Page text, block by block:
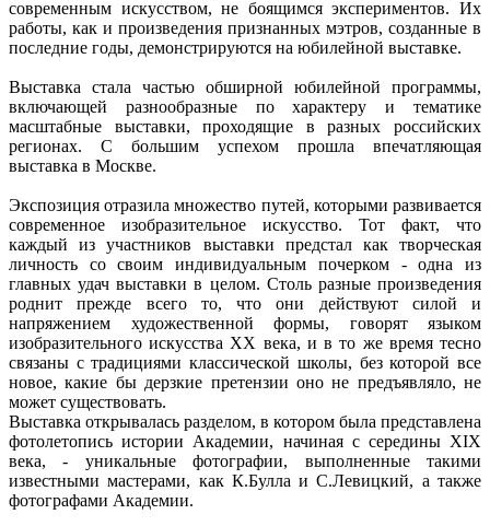
современным искусством, не боящимся экспериментов. Их
работы, как и произведения признанных мэтров, созданные в
последние годы, демонстрируются на юбилейной выставке.
Выставка стала частью обширной юбилейной программы,
включающей разнообразные по характеру и тематике
масштабные выставки, проходящие в разных российских
регионах. С большим успехом прошла впечатляющая
выставка в Москве.
Экспозиция отразила множество путей, которыми развивается
современное изобразительное искусство. Тот факт, что
каждый из участников выставки предстал как творческая
личность со своим индивидуальным почерком - одна из
главных удач выставки в целом. Столь разные произведения
роднит прежде всего то, что они действуют силой и
напряжением художественной формы, говорят языком
изобразительного искусства ХХ века, и в то же время тесно
связаны с традициями классической школы, без которой все
новое, какие бы дерзкие претензии оно не предъявляло, не
может существовать.
Выставка открывалась разделом, в котором была представлена
фотолетопись истории Академии, начиная с середины XIX
века, - уникальные фотографии, выполненные такими
известными мастерами, как К.Булла и С.Левицкий, а также
фотографами Академии.